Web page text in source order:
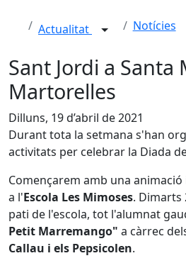
Actualitat Notícies
Sant Jordi a Santa
Martorelles
Dilluns, 19 d’abril de 2021
Durant tota la setmana s'han
activitats per celebrar la Diada
Començarem amb una
a l'Escola Les Mimoses. Dimarts
pati de l'escola, tot l'alumnat
Petit Marremango" a càrrec
Callau i els Pepsicolen.